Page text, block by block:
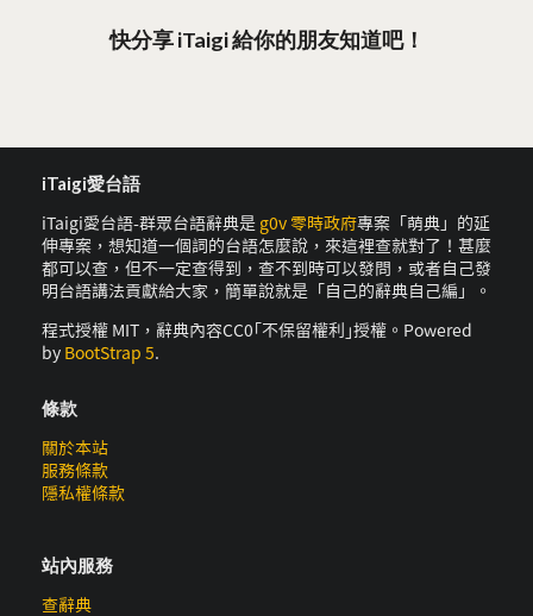
快分享 iTaigi 給你的朋友知道吧！
iTaigi愛台語
iTaigi愛台語-群眾台語辭典是 g0v 零時政府專案「萌典」的延
伸專案，想知道一個詞的台語怎麼說，來這裡查就對了！甚麼
都可以查，但不一定查得到，查不到時可以發問，或者自己發
明台語講法貢獻給大家，簡單說就是「自己的辭典自己編」。
程式授權 MIT，辭典內容CC0｢不保留權利｣授權。Powered
by BootStrap 5.
條款
關於本站
服務條款
隱私權條款
站內服務
查辭典